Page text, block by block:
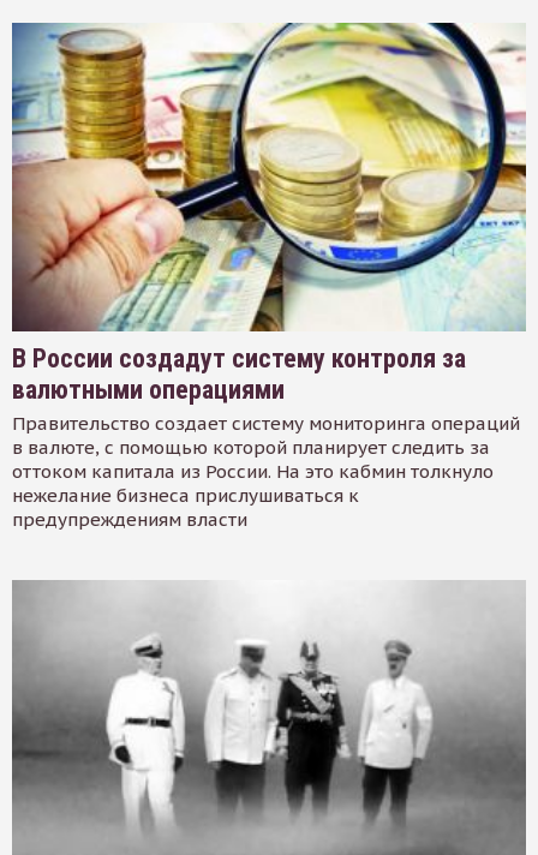
В России создадут систему контроля за
валютными операциями
Правительство создает систему мониторинга операций
в валюте, с помощью которой планирует следить за
оттоком капитала из России. На это кабмин толкнуло
нежелание бизнеса прислушиваться к
предупреждениям власти